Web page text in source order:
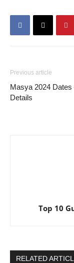
Previous article
Masya 2024 Dates
Details
Top 10
RELATED